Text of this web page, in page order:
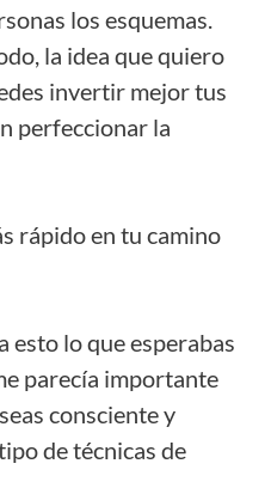
los esquemas.
la idea que quiero
invertir mejor tus
perfeccionar la
rápido en tu camino
esto lo que esperabas
parecía importante
consciente y
de técnicas de